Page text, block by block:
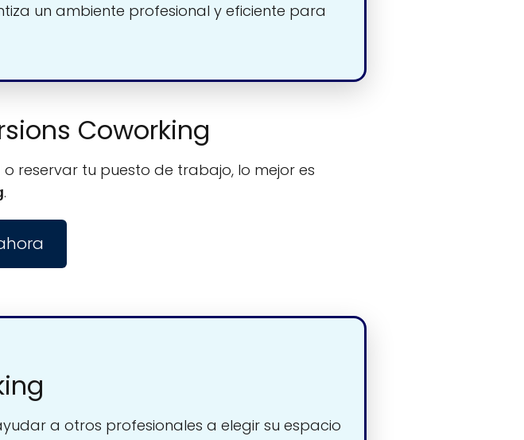
un ambiente profesional y eficiente para
Coworking
reservar tu puesto de trabajo, lo mejor es
.
a otros profesionales a elegir su espacio